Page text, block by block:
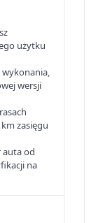
użytku
wykonania,
wersji
zasięgu
auta od
na